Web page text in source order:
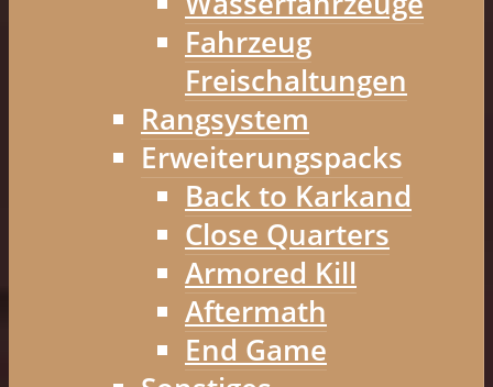
Fahrzeug
Freischaltungen
Rangsystem
Erweiterungspacks
Back to Karkand
Close Quarters
Armored Kill
Aftermath
End Game